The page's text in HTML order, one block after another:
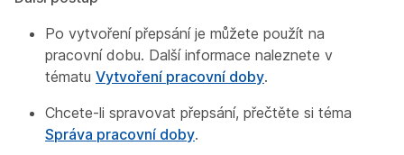
Po vytvoření přepsání je můžete použít na
pracovní dobu. Další informace naleznete v
tématu Vytvoření pracovní doby.
Chcete-li spravovat přepsání, přečtěte si téma
Správa pracovní doby.